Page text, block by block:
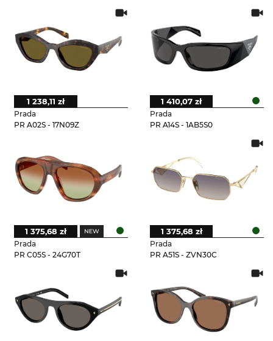
Prada
PR A02S - 17N09Z
1 238,11 zł
Prada
PR A14S - 1AB5S0
1 410,07 zł
Prada
PR C05S - 24G70T
1 375,68 zł
Prada
PR A51S - ZVN30C
1 375,68 zł